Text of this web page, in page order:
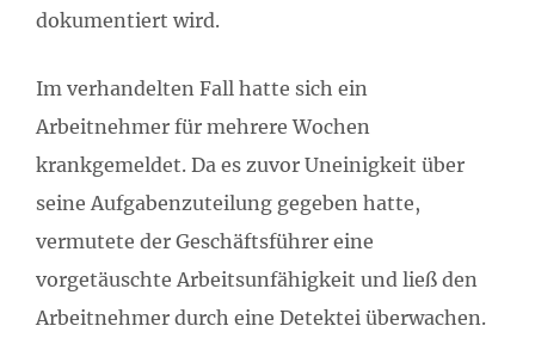
dokumentiert wird.
Im verhandelten Fall hatte sich ein
Arbeitnehmer für mehrere Wochen
krankgemeldet. Da es zuvor Uneinigkeit über
seine Aufgabenzuteilung gegeben hatte,
vermutete der Geschäftsführer eine
vorgetäuschte Arbeitsunfähigkeit und ließ den
Arbeitnehmer durch eine Detektei überwachen.